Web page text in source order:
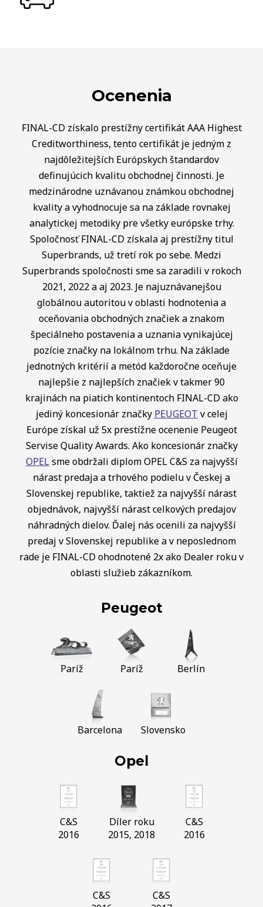
Ocenenia
FINAL-CD získalo prestížny certifikát AAA Highest
Creditworthiness, tento certifikát je jedným z
najdôležitejších Európskych štandardov
definujúcich kvalitu obchodnej činnosti. Je
medzinárodne uznávanou známkou obchodnej
kvality a vyhodnocuje sa na základe rovnakej
analytickej metodiky pre všetky európske trhy.
Spoločnosť FINAL-CD získala aj prestížny titul
Superbrands, už tretí rok po sebe. Medzi
Superbrands spoločnosti sme sa zaradili v rokoch
2021, 2022 a aj 2023. Je najuznávanejšou
globálnou autoritou v oblasti hodnotenia a
oceňovania obchodných značiek a znakom
špeciálneho postavenia a uznania vynikajúcej
pozície značky na lokálnom trhu. Na základe
jednotných kritérií a metód každoročne oceňuje
najlepšie z najlepších značiek v takmer 90
krajinách na piatich kontinentoch FINAL-CD ako
jediný koncesionár značky PEUGEOT v celej
Európe získal už 5x prestížne ocenenie Peugeot
Servise Quality Awards. Ako koncesionár značky
OPELsme obdržali diplom OPEL C&S za najvyšší
nárast predaja a trhového podielu v Českej a
Slovenskej republike, taktiež za najvyšší nárast
objednávok, najvyšší nárast celkových predajov
náhradných dielov. Ďalej nás ocenili za najvyšší
predaj v Slovenskej republike a v neposlednom
rade je FINAL-CD ohodnotené 2x ako Dealer roku v
oblasti služieb zákazníkom.
Peugeot
Paríž Paríž Berlín
Barcelona Slovensko
Opel
C&S
2016
Díler roku
2015, 2018
C&S
2016
C&S
C&S